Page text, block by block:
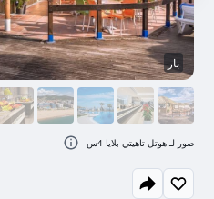
بار
صور لـ هوتل تاهيتي بلايا 4س